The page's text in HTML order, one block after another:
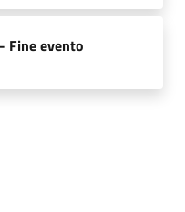
Fine evento